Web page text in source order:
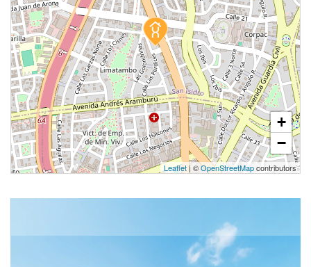
+
−
Leaflet| ©OpenStreetMapcontributors